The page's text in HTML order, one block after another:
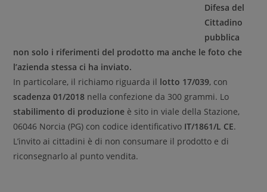
Difesa del
Cittadino
pubblica
non solo i riferimenti del prodotto ma anche le foto che
l’azienda stessa ci ha inviato.
In particolare, il richiamo riguarda il lotto 17/039, con
scadenza 01/2018 nella confezione da 300 grammi. Lo
stabilimento di produzione è sito in viale della Stazione,
06046 Norcia (PG) con codice identificativo IT/1861/L CE.
L’invito ai cittadini è di non consumare il prodotto e di
riconsegnarlo al punto vendita.